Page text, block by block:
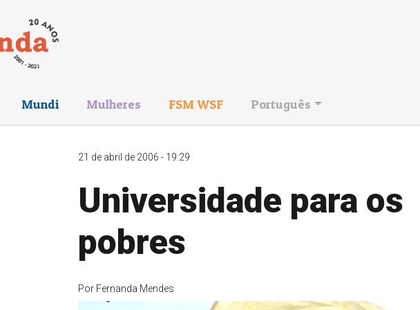
Mundi Mulheres FSM WSF Português
21 de abril de 2006 - 19:29
Universidade para os
pobres
Por Fernanda Mendes